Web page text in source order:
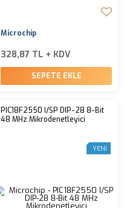
Microchip
328,87 TL + KDV
SEPETE EKLE
PIC18F2550 I/SP DIP-28 8-Bit
48 MHz Mikrodenetleyici
YENI